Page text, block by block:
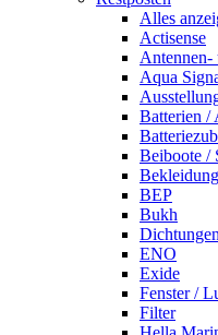
Alles
Actisense
Antennen-
Aqua
Batterien /
Beiboote /
Bekleidung
BEP
Bukh
Dichtungen
ENO
Exide
Fenster /
Filter